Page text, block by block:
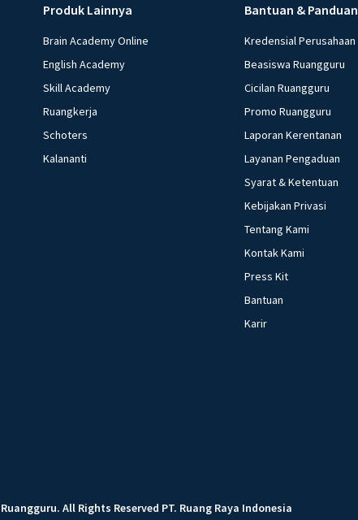
Produk Lainnya
Brain Academy Online
English Academy
Skill Academy
Ruangkerja
Schoters
Kalananti
Bantuan & Panduan
Kredensial Perusahaan
Beasiswa Ruangguru
Cicilan Ruangguru
Promo Ruangguru
Laporan Kerentanan
Layanan Pengaduan
Syarat & Ketentuan
Kebijakan Privasi
Tentang Kami
Kontak Kami
Press Kit
Bantuan
Karir
Ruangguru. All Rights Reserved PT. Ruang Raya Indonesia